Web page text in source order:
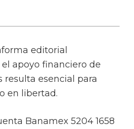
editorial
apoyo financiero de
resulta esencial para
en libertad.
Banamex 5204 1658